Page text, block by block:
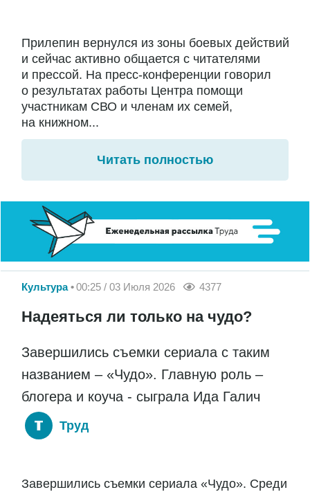
Прилепин вернулся из зоны боевых действий
и сейчас активно общается с читателями
и прессой. На пресс-конференции говорил
о результатах работы Центра помощи
участникам СВО и членам их семей,
на книжном...
Читать полностью
Культура 00:25 / 03 Июля 2026 4377
Надеяться ли только на чудо?
Завершились съемки сериала с таким
названием – «Чудо». Главную роль –
блогера и коуча - сыграла Ида Галич
Труд
Завершились съемки сериала «Чудо». Среди